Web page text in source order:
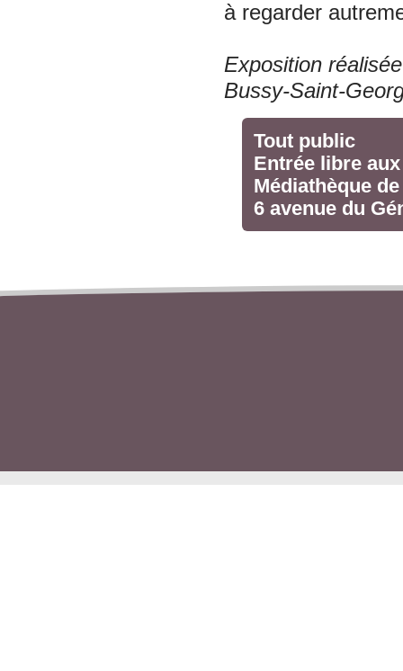
à regarder
Exposition
Bussy-Saint-
Tout public
Entrée libre
Médiathèque
6 avenue du